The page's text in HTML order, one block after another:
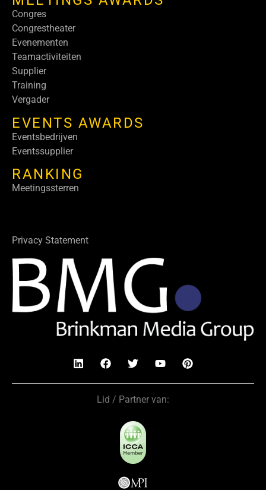
Congres
Congrestheater
Evenementen
Teamactiviteiten
Supplier
Training
Vergader
EVENTS AWARDS
Eventsbedrijven
Eventssupplier
RANKING
Meetingssterren
Privacy Statement
Lid / Partner van: